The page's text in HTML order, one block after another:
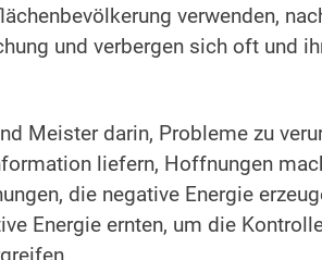
verwenden,
und verbergen sich oft und
Meister darin, Probleme zu
liefern, Hoffnungen
die negative Energie
Energie ernten, um die